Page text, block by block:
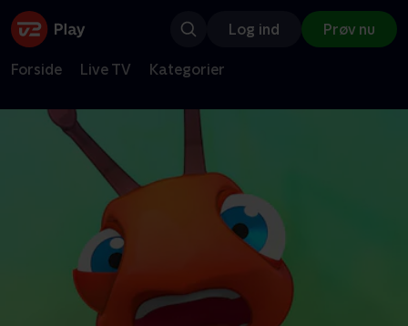
Log ind Prøv nu
Forside Live TV Kategorier